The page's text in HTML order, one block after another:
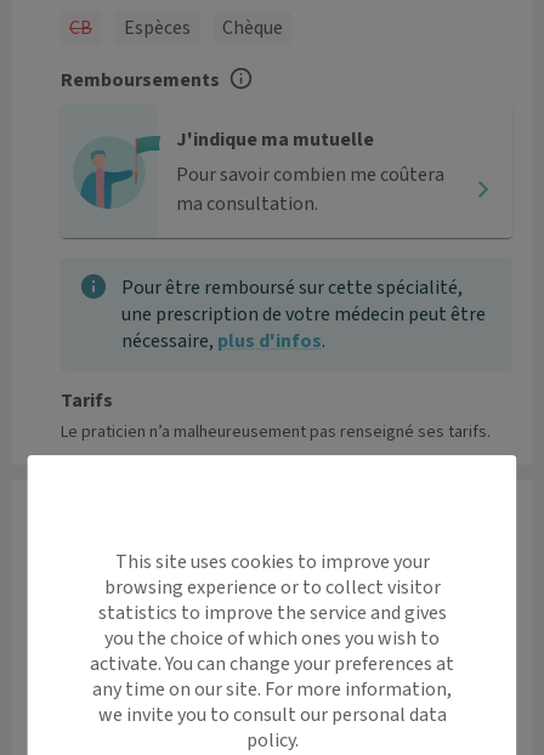
CB
Espèces
Chèque
Remboursements
J'indique ma mutuelle
Pour savoir combien me coûtera
ma consultation.
Pour être remboursé sur cette spécialité,
une prescription de votre médecin peut être
nécessaire, plus d'infos.
Tarifs
Le praticien n’a malheureusement pas renseigné ses tarifs.
CABINET BARTHELEMY - ALARY
20 Place Saint Julien 72400 La Ferté-Bernard
Informations pratiques
Accès pour personnes à mobilité réduite: oui
Etage: RDC
Voir l’itinéraire avec Maps
This site uses cookies to improve your
browsing experience or to collect visitor
statistics to improve the service and gives
you the choice of which ones you wish to
activate. You can change your preferences at
any time on our site. For more information,
we invite you to consult our personal data
policy.